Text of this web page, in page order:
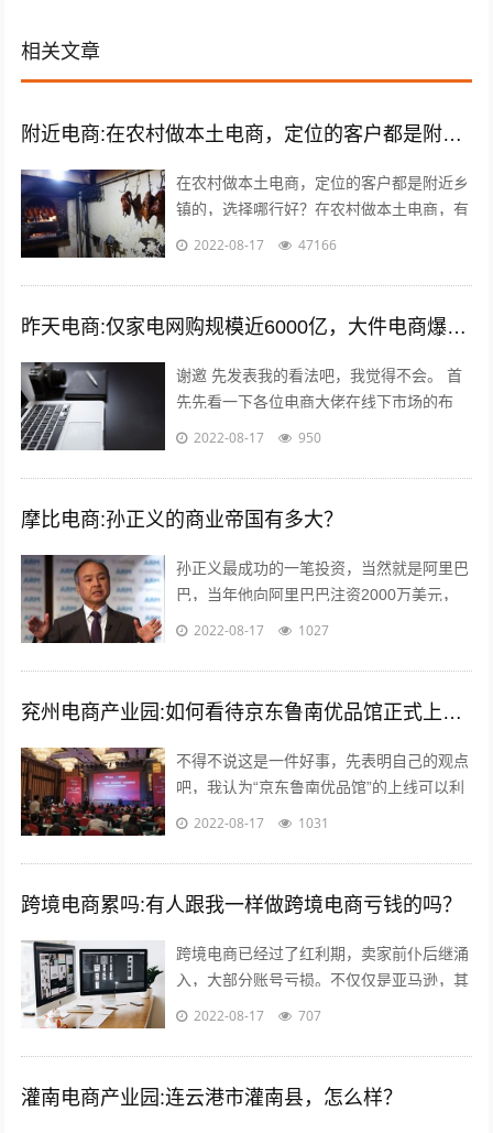
相关文章
附近电商:在农村做本土电商，定位的客户都是附近乡镇的，选择哪类商品好？
在农村做本土电商，定位的客户都是附近乡
镇的，选择哪行好？在农村做本土电商，有
一个莫大的好处，那就是诚信问题能够得到
2022-08-17 47166
昨天电商:仅家电网购规模近6000亿，大件电商爆发能催生出一批快运巨头吗？
谢邀 先发表我的看法吧，我觉得不会。 首
先先看一下各位电商大佬在线下市场的布
局，比如，淘宝进入农村市场覆盖3万个网
2022-08-17 950
摩比电商:孙正义的商业帝国有多大？
孙正义最成功的一笔投资，当然就是阿里巴
巴，当年他向阿里巴巴注资2000万美元，
最后换来了240亿美金的回报，成为一段佳
2022-08-17 1027
兖州电商产业园:如何看待京东鲁南优品馆正式上线这件事？
不得不说这是一件好事，先表明自己的观点
吧，我认为“京东鲁南优品馆”的上线可以利
用电商的优势与渠道帮助当地的一些特产品
2022-08-17 1031
跨境电商累吗:有人跟我一样做跨境电商亏钱的吗？
跨境电商已经过了红利期，卖家前仆后继涌
入，大部分账号亏损。不仅仅是亚马逊，其
他平台速卖通 ebay wish等也是如此。 前几
2022-08-17 707
灌南电商产业园:连云港市灌南县，怎么样？